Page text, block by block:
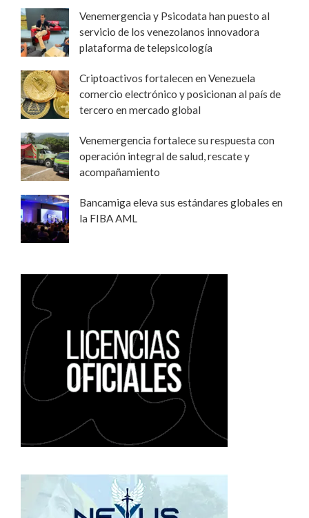
Venemergencia y Psicodata han puesto al
servicio de los venezolanos innovadora
plataforma de telepsicología
Criptoactivos fortalecen en Venezuela
comercio electrónico y posicionan al país de
tercero en mercado global
Venemergencia fortalece su respuesta con
operación integral de salud, rescate y
acompañamiento
Bancamiga eleva sus estándares globales en
la FIBA AML